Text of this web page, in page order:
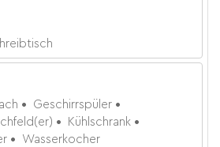
Geschirrspüler
Kühlschrank
Wasserkocher